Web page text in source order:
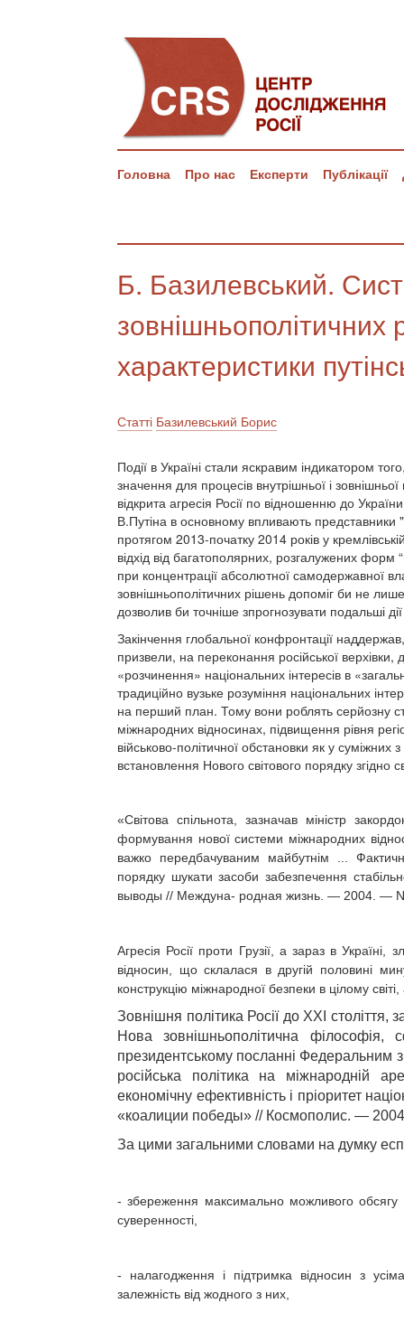
Головна Про нас Експерти Публікації
Б. Базилевський.
зовнішньополітичних
характеристики
Статті Базилевський Борис
Події в Україні стали яскравим індикатором
значення для процесів внутрішньої і
відкрита агресія Росії по відношенню до
В.Путіна в основному впливають
протягом 2013-початку 2014 років у
відхід від багатополярних, розгалужених форм
при концентрації абсолютної самодержавної
зовнішньополітичних рішень допоміг би не
дозволив би точніше зпрогнозувати подальші
Закінчення глобальної конфронтації
призвели, на переконання російської
«розчинення» національних інтересів в
традиційно вузьке розуміння національних
на перший план. Тому вони роблять серйозну
міжнародних відносинах, підвищення рівня
військово-політичної обстановки як у суміжних
встановлення Нового світового порядку згідно
«Світова спільнота, зазначав міністр
формування нової системи міжнародних
важко передбачуваним майбутнім ...
порядку шукати засоби забезпечення
выводы // Междуна- родная жизнь. — 2004. —
Агресія Росії проти Грузії, а зараз в
відносин, що склалася в другій половині
конструкцію міжнародної безпеки в цілому
Зовнішня політика Росії до XXI століття,
Нова зовнішньополітична
президентському посланні Федеральним
російська політика на міжнародній
економічну ефективність і пріоритет
«коалиции победы» // Космополис. —
За цими загальними словами на думку
- збереження максимально можливого обсягу
суверенності,
- налагодження і підтримка відносин з
залежність від жодного з них,